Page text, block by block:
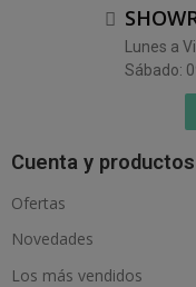
Lunes a
Sábado:
Cuenta y productos
Ofertas
Novedades
Los más vendidos